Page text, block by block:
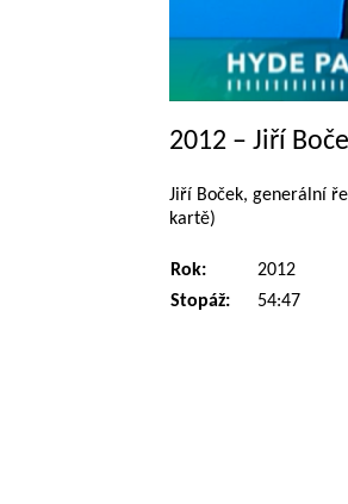
2012 – Jiří
Jiří Boček, generální
kartě)
Rok:
2012
Stopáž:
54:47